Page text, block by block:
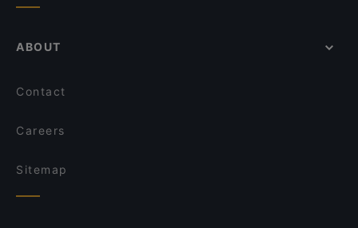
ABOUT
Contact
Careers
Sitemap